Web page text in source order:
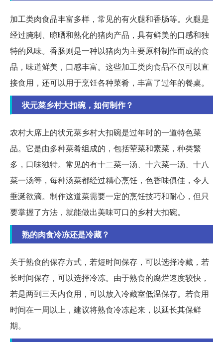
加工类肉食品丰富多样，常见的有火腿和香肠等。火腿是
经过腌制、晾晒和熟化的猪肉产品，具有鲜美的口感和独
特的风味。香肠则是一种以猪肉为主要原料制作而成的食
品，味道鲜美，口感丰富。这些加工类肉食品不仅可以直
接食用，还可以用于烹饪各种菜肴，丰富了过年的餐桌。
状元菜乡村大扣碗，如何制作？
农村大席上的状元菜乡村大扣碗是过年时的一道特色菜
品。它是由多种菜肴组成的，包括荤菜和素菜，种类繁
多，口味独特。常见的有十二菜一汤、十六菜一汤、十八
菜一汤等，每种汤菜都经过精心烹饪，色香味俱佳，令人
垂涎欲滴。制作这道菜需要一定的烹饪技巧和耐心，但只
要掌握了方法，就能做出美味可口的乡村大扣碗。
熟的肉食冷冻还是冷藏？
关于熟食的保存方式，若短时间保存，可以选择冷藏，若
长时间保存，可以选择冷冻。由于熟食的腐烂速度较快，
若是两到三天内食用，可以放入冷藏室低温保存。若食用
时间在一周以上，建议将熟食冷冻起来，以延长其保鲜
期。